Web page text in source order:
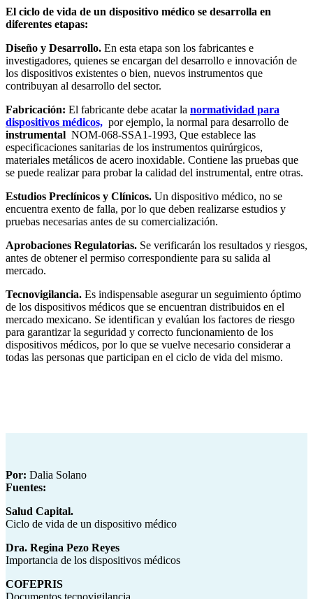
El ciclo de vida de un dispositivo médico se desarrolla en
diferentes etapas:
Diseño y Desarrollo. En esta etapa son los fabricantes e
investigadores, quienes se encargan del desarrollo e innovación de
los dispositivos existentes o bien, nuevos instrumentos que
contribuyan al desarrollo del sector.
Fabricación: El fabricante debe acatar la normatividad para
dispositivos médicos, por ejemplo, la normal para desarrollo de
instrumental NOM-068-SSA1-1993, Que establece las
especificaciones sanitarias de los instrumentos quirúrgicos,
materiales metálicos de acero inoxidable. Contiene las pruebas que
se puede realizar para probar la calidad del instrumental, entre otras.
Estudios Preclínicos y Clínicos. Un dispositivo médico, no se
encuentra exento de falla, por lo que deben realizarse estudios y
pruebas necesarias antes de su comercialización.
Aprobaciones Regulatorias. Se verificarán los resultados y riesgos,
antes de obtener el permiso correspondiente para su salida al
mercado.
Tecnovigilancia. Es indispensable asegurar un seguimiento óptimo
de los dispositivos médicos que se encuentran distribuidos en el
mercado mexicano. Se identifican y evalúan los factores de riesgo
para garantizar la seguridad y correcto funcionamiento de los
dispositivos médicos, por lo que se vuelve necesario considerar a
todas las personas que participan en el ciclo de vida del mismo.
Por: Dalia Solano
Fuentes:
Salud Capital.
Ciclo de vida de un dispositivo médico
Dra. Regina Pezo Reyes
Importancia de los dispositivos médicos
COFEPRIS
Documentos tecnovigilancia.